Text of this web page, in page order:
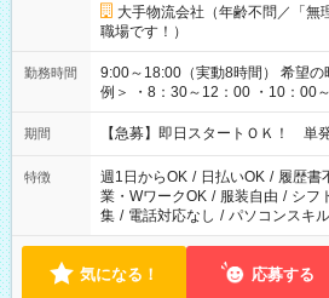
大手物流会社（年齢不問／「無
職場です！）
勤務時間
9:00～18:00（実動8時間） 希望の時間帯を選べます！ ＜シフト
例＞ ・8：30～12：00 ・10：00
・13：00～22：00 ・22：00～翌
期間 【急募】即日スタートＯＫ！ 単
特徴 週1日からOK / 日払いOK / 履歴書
業・WワークOK / 服装自由 / シフ
集 / 電話対応なし / パソコンスキ
気になる！ 応募する